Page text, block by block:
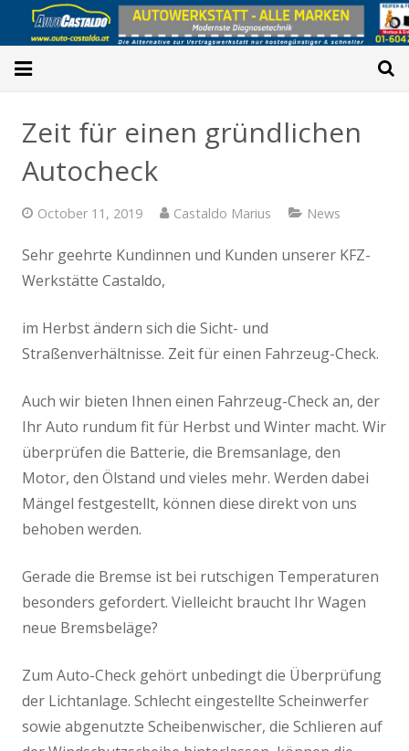
PICKERL→3.5t
Online-Termin
Oldtimer
Reifen & Felgen
Versicherung
Lexika
Reifen-Lexikon
Kontakt
Zeit für einen gründlichen
Autocheck
October 11, 2019 Castaldo Marius News
Sehr geehrte Kundinnen und Kunden unserer KFZ-
Werkstätte Castaldo,
im Herbst ändern sich die Sicht- und
Straßenverhältnisse. Zeit für einen Fahrzeug-Check.
Auch wir bieten Ihnen einen Fahrzeug-Check an, der
Ihr Auto rundum fit für Herbst und Winter macht. Wir
überprüfen die Batterie, die Bremsanlage, den
Motor, den Ölstand und vieles mehr. Werden dabei
Mängel festgestellt, können diese direkt von uns
behoben werden.
Gerade die Bremse ist bei rutschigen Temperaturen
besonders gefordert. Vielleicht braucht Ihr Wagen
neue Bremsbeläge?
Zum Auto-Check gehört unbedingt die Überprüfung
der Lichtanlage. Schlecht eingestellte Scheinwerfer
sowie abgenutzte Scheibenwischer, die Schlieren auf